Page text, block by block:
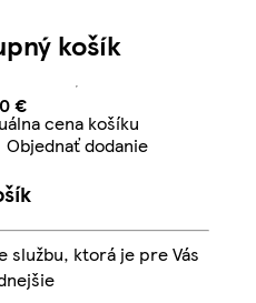
košík
€ Aktuálna cena košíku
€
cena košíku
Objednať dodanie
službu, ktorá je pre Vás